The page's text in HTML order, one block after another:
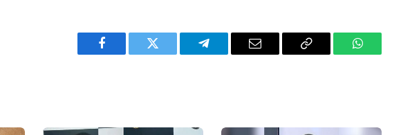
Facebook Twitter Telegram Email
Copy